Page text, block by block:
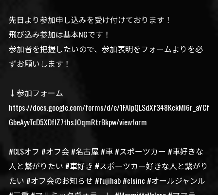
先日より参加申し込みを受け付けております！
飛び込み参加は基本NGです！
参加者を把握したいので、参加表明をフォームよりを必
ずお願いします！
↓参加フォーム
https://docs.google.com/forms/d/e/1FAIpQLSdXf348KckMl6r_aYCf
GbeAyvTcD5XDfIZ7thsJ0qmRtrBkpw/viewform
#CLSオフ #オフ会 #名古屋 #車 #スポーツカー #車好きな
人と繋がりたい #車好き #スポーツカー好きな人と繋がり
たい #オフ会のお知らせ #fujihab #clsinc #オールジャンル